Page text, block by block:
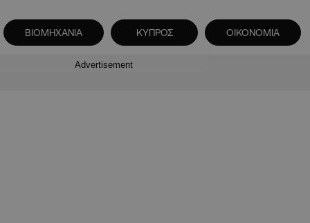
ΒΙΟΜΗΧΑΝΙΑ ΚΥΠΡΟΣ ΟΙΚΟΝΟΜΙΑ
Advertisement